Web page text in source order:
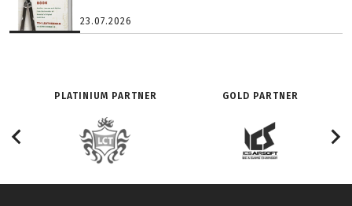
23.07.2026
PLATINIUM PARTNER GOLD PARTNER